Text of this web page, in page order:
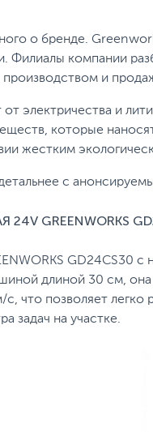
о бренде.
Филиалы компании
и
электричества и
которые
жестким
с
GREENWORKS
длиной 30 см,
что позволяет
задач на участке.